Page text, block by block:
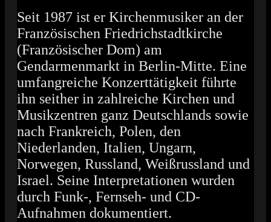
Seit 1987 ist er Kirchenmusiker an der
Französischen Friedrich­stadt­kirche
(Französischer Dom) am
Gendarmenmarkt in Berlin-Mitte. Eine
umfangreiche Kon­zert­tä­tigkeit führte
ihn seither in zahlreiche Kirchen und
Musikzentren ganz Deutschlands sowie
nach Frankreich, Polen, den
Niederlanden, Italien, Ungarn,
Norwegen, Russland, Weißrussland und
Israel. Seine Interpretationen wurden
durch Funk-, Fernseh- und CD-
Aufnahmen dokumentiert.